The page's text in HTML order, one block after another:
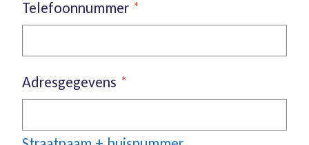
Telefoonnummer *
Adresgegevens *